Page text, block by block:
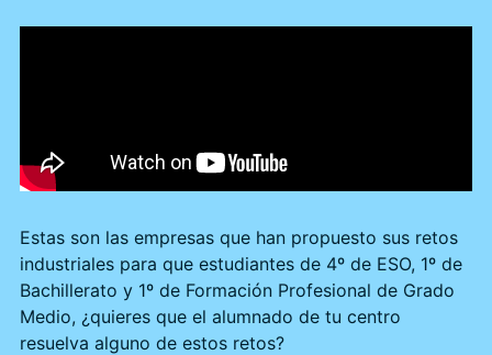
Estas son las empresas que han propuesto sus retos
industriales para que estudiantes de 4º de ESO, 1º de
Bachillerato y 1º de Formación Profesional de Grado
Medio, ¿quieres que el alumnado de tu centro
resuelva alguno de estos retos?